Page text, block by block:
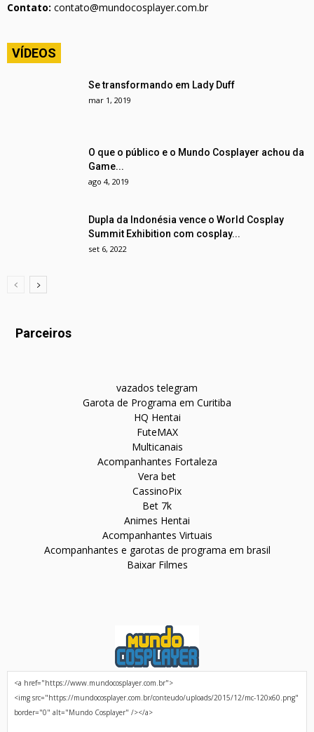
Contato: contato@mundocosplayer.com.br
VÍDEOS
Se transformando em Lady Duff
mar 1, 2019
O que o público e o Mundo Cosplayer achou da
Game...
ago 4, 2019
Dupla da Indonésia vence o World Cosplay
Summit Exhibition com cosplay...
set 6, 2022
Parceiros
vazados telegram
Garota de Programa em Curitiba
HQ Hentai
FuteMAX
Multicanais
Acompanhantes Fortaleza
Vera bet
CassinoPix
Bet 7k
Animes Hentai
Acompanhantes Virtuais
Acompanhantes e garotas de programa em brasil
Baixar Filmes